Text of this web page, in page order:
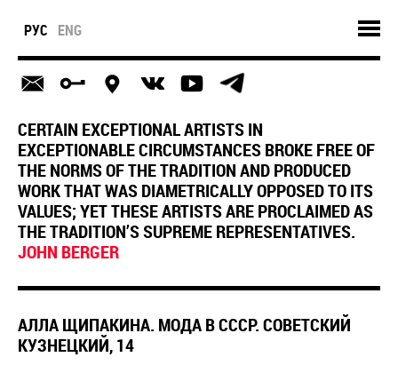
РУС ENG
CERTAIN EXCEPTIONAL ARTISTS IN
EXCEPTIONABLE CIRCUMSTANCES BROKE FREE OF
THE NORMS OF THE TRADITION AND PRODUCED
WORK THAT WAS DIAMETRICALLY OPPOSED TO ITS
VALUES; YET THESE ARTISTS ARE PROCLAIMED AS
THE TRADITION’S SUPREME REPRESENTATIVES.
JOHN BERGER
АЛЛА ЩИПАКИНА. МОДА В СССР. СОВЕТСКИЙ
КУЗНЕЦКИЙ, 14